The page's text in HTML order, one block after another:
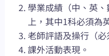
學業成績（中、英
上，其中1科必須為
老師評語及操行（
課外活動表現。